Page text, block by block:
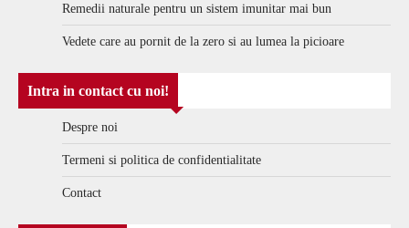
Remedii naturale pentru un sistem imunitar mai bun
Vedete care au pornit de la zero si au lumea la picioare
Intra in contact cu noi!
Despre noi
Termeni si politica de confidentialitate
Contact